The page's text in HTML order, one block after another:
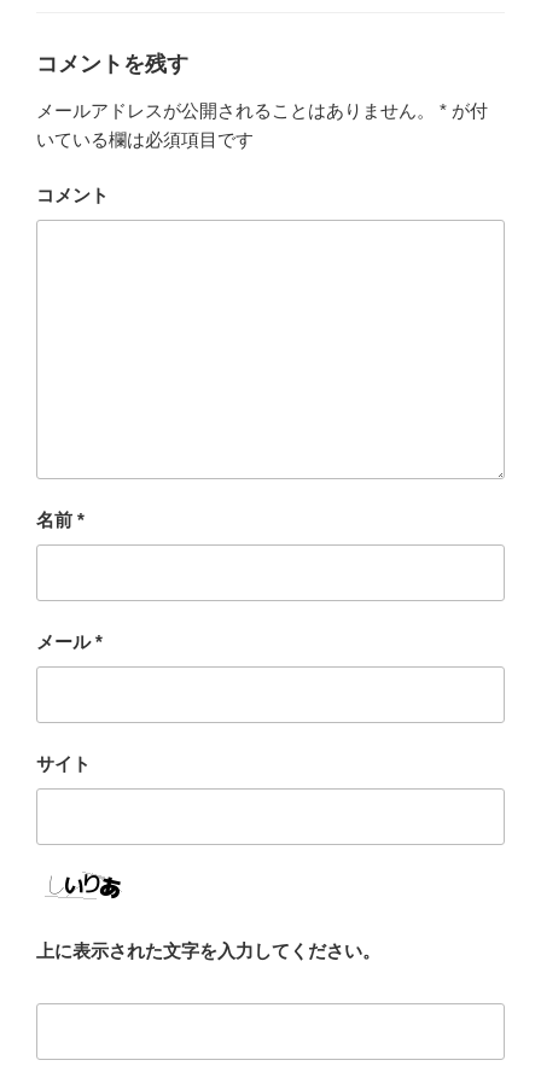
ー
コメントを残す
メールアドレスが公開されることはありません。 * が付
いている欄は必須項目です
コメント
名前 *
メール*
サイト
上に表示された文字を入力してください。